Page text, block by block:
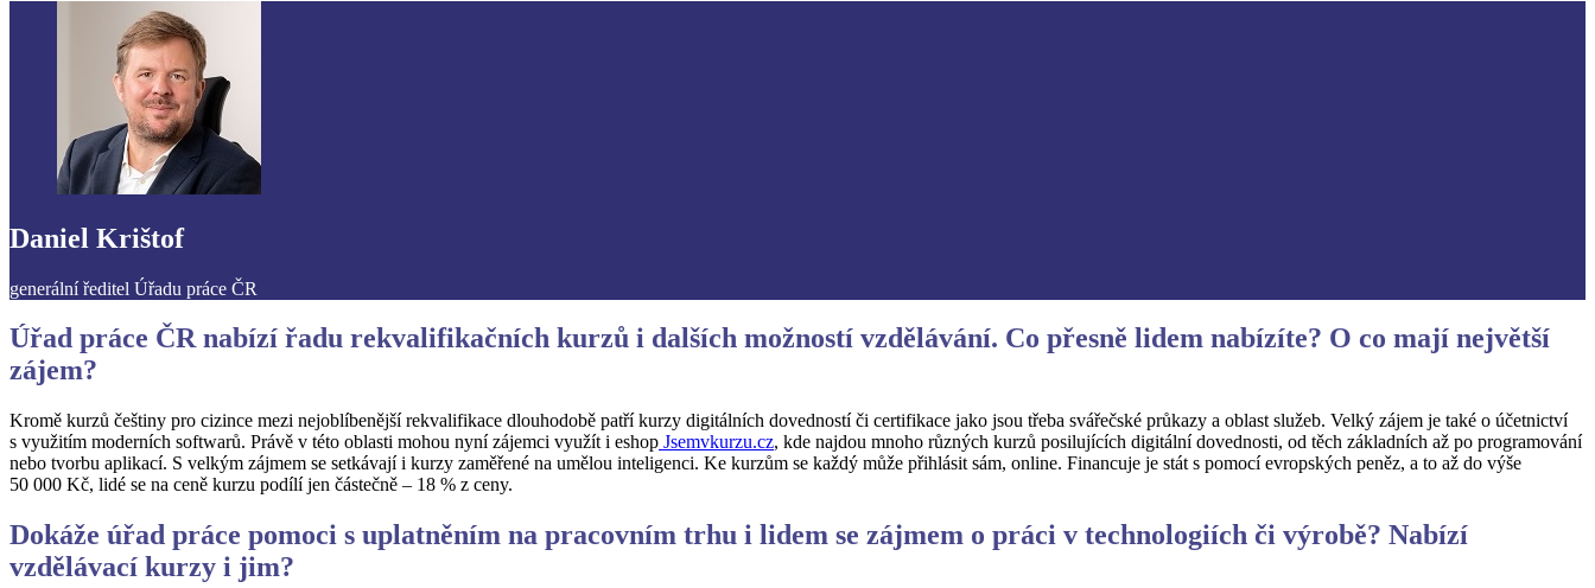
Daniel Krištof
generální ředitel Úřadu práce ČR
Úřad práce ČR nabízí řadu rekvalifikačních kurzů i dalších možností vzdělávání. Co přesně lidem nabízíte? O co mají největší
zájem?
Kromě kurzů češtiny pro cizince mezi nejoblíbenější rekvalifikace dlouhodobě patří kurzy digitálních dovedností či certifikace jako jsou třeba svářečské průkazy a oblast služeb. Velký zájem je také o účetnictví
s využitím moderních softwarů. Právě v této oblasti mohou nyní zájemci využít i eshop Jsemvkurzu.cz, kde najdou mnoho různých kurzů posilujících digitální dovednosti, od těch základních až po programování
nebo tvorbu aplikací. S velkým zájmem se setkávají i kurzy zaměřené na umělou inteligenci. Ke kurzům se každý může přihlásit sám, online. Financuje je stát s pomocí evropských peněz, a to až do výše
50 000 Kč, lidé se na ceně kurzu podílí jen částečně – 18 % z ceny.
Dokáže úřad práce pomoci s uplatněním na pracovním trhu i lidem se zájmem o práci v technologiích či výrobě? Nabízí
vzdělávací kurzy i jim?